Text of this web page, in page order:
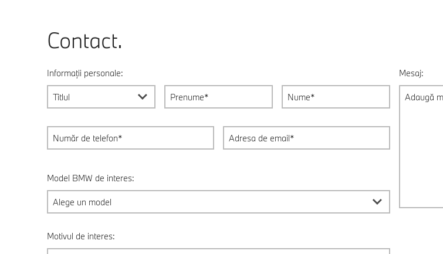
Contact.
Informații personale:
Titlul
Model BMW de interes:
Alege un model
Motivul de interes:
Mesaj: